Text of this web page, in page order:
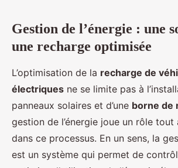
Gestion de l’énergie : une
une recharge optimisée
L’optimisation de la recharge de
électriques ne se limite pas à
panneaux solaires et d’une borne de
gestion de l’énergie joue un rôle tout
dans ce processus. En un sens, la
est un système qui permet de